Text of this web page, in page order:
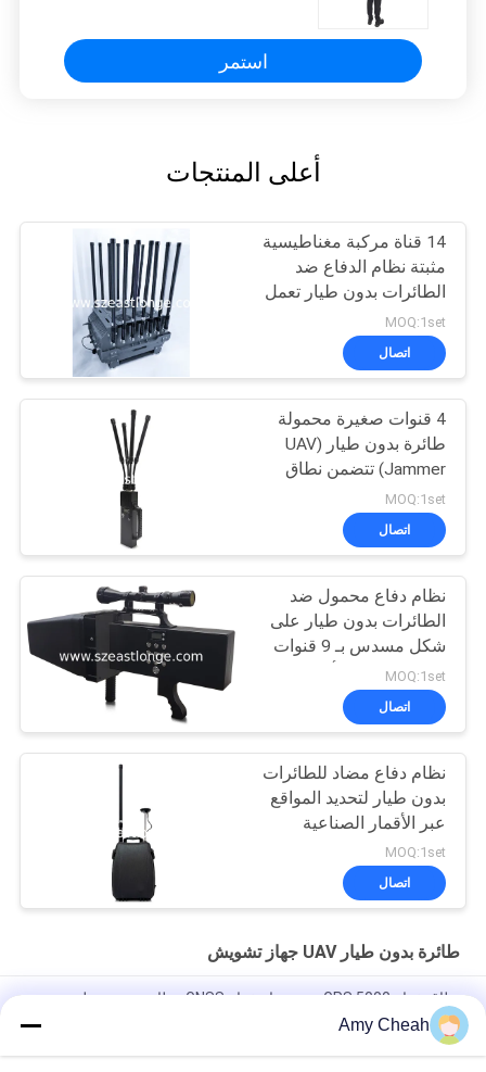
استمر
أعلى المنتجات
14 قناة مركبة مغناطيسية
مثبتة نظام الدفاع ضد
الطائرات بدون طيار تعمل
بواسطة AC 220V DC 24V
Counter Drone FPV
لتعزيز تدابير الأمن
MOQ:1set
اتصال
4 قنوات صغيرة محمولة
طائرة بدون طيار (UAV
Jammer) تتضمن نطاق
تكنولوجيا للتخفيف من
تهديدات الطائرات بدون
MOQ:1set
اتصال
نظام دفاع محمول ضد
الطائرات بدون طيار على
شكل مسدس بـ 9 قنوات
مصمم لتعزيز الأمن في
المناطق الحساسة بمسافة
حجب 2000 متر
MOQ:1set
اتصال
نظام دفاع مضاد للطائرات
بدون طيار لتحديد المواقع
عبر الأقمار الصناعية
للتخفيف الفعال من
تهديدات الطائرات بدون
MOQ:1set
اتصال
طائرة بدون طيار UAV جهاز تشويش
نطاق خداع GPS 5000 متر، جهاز خداع GNSS ببطارية مدمجة لمنع
الطائرات بدون طيار مع برنامج تحكم
نظام UAV-J2020 سلسلة 160MHz 230W الكشف عن الطيف
Amy Cheah